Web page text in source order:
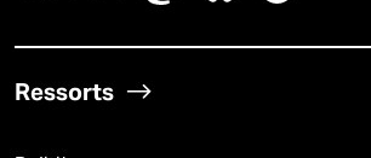
Ressorts